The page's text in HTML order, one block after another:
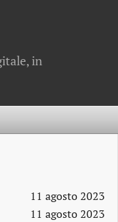
in
11 agosto 2023
11 agosto 2023